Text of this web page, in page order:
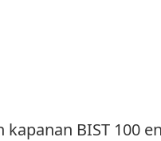
BIST 100